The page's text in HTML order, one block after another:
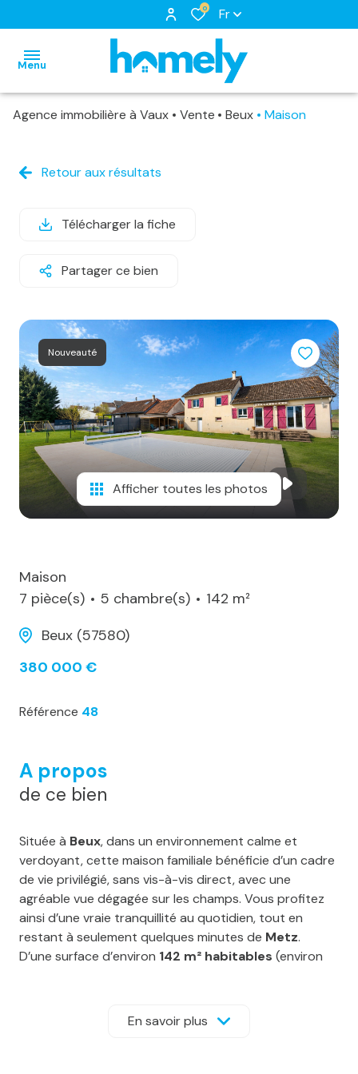
0 Fr
Menu
nos
biens
louer
loués
estimation
notre
agence
notre
alerte
e-
mail
contact
Agence immobilière à Vaux Vente Beux Maison
Retour aux résultats
Télécharger la fiche
Partager ce bien
Nouveauté
Afficher toutes les photos
Maison
7 pièce(s)
5 chambre(s)
142 m²
Beux (57580)
380 000 €
Référence 48
A propos
de ce bien
Située à Beux, dans un environnement calme et
verdoyant, cette maison familiale bénéficie d’un cadre
de vie privilégié, sans vis-à-vis direct, avec une
agréable vue dégagée sur les champs. Vous profitez
ainsi d’une vraie tranquillité au quotidien, tout en
restant à seulement quelques minutes de Metz.
D’une surface d’environ 142 m² habitables (environ
Au rez-de-chaussée, vous découvrirez une grande
55 m²
En savoir plus